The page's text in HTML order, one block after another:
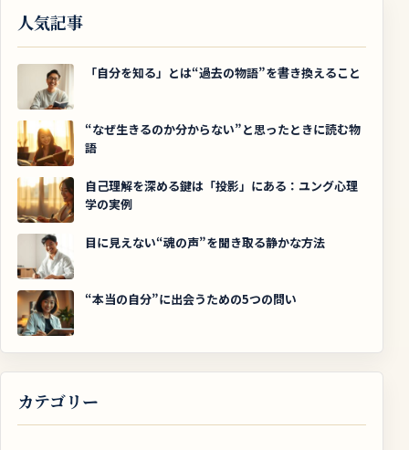
人気記事
「自分を知る」とは“過去の物語”を書き換えること
“なぜ生きるのか分からない”と思ったときに読む物
語
自己理解を深める鍵は「投影」にある：ユング心理
学の実例
目に見えない“魂の声”を聞き取る静かな方法
“本当の自分”に出会うための5つの問い
カテゴリー